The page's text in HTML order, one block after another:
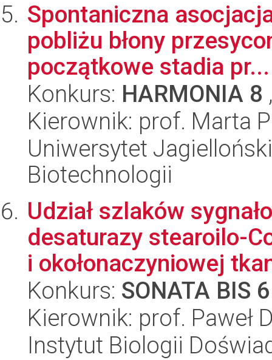
Spontaniczna
pobliżu błony
początkowe stadia pr...
Konkurs: HARMONIA 8
Kierownik: prof. Marta
Uniwersytet
Biotechnologii
Udział szlaków
desaturazy stearoilo-
i okołonaczyniowej
Konkurs: SONATA BIS 6
Kierownik: prof. Paweł
Instytut Biologii